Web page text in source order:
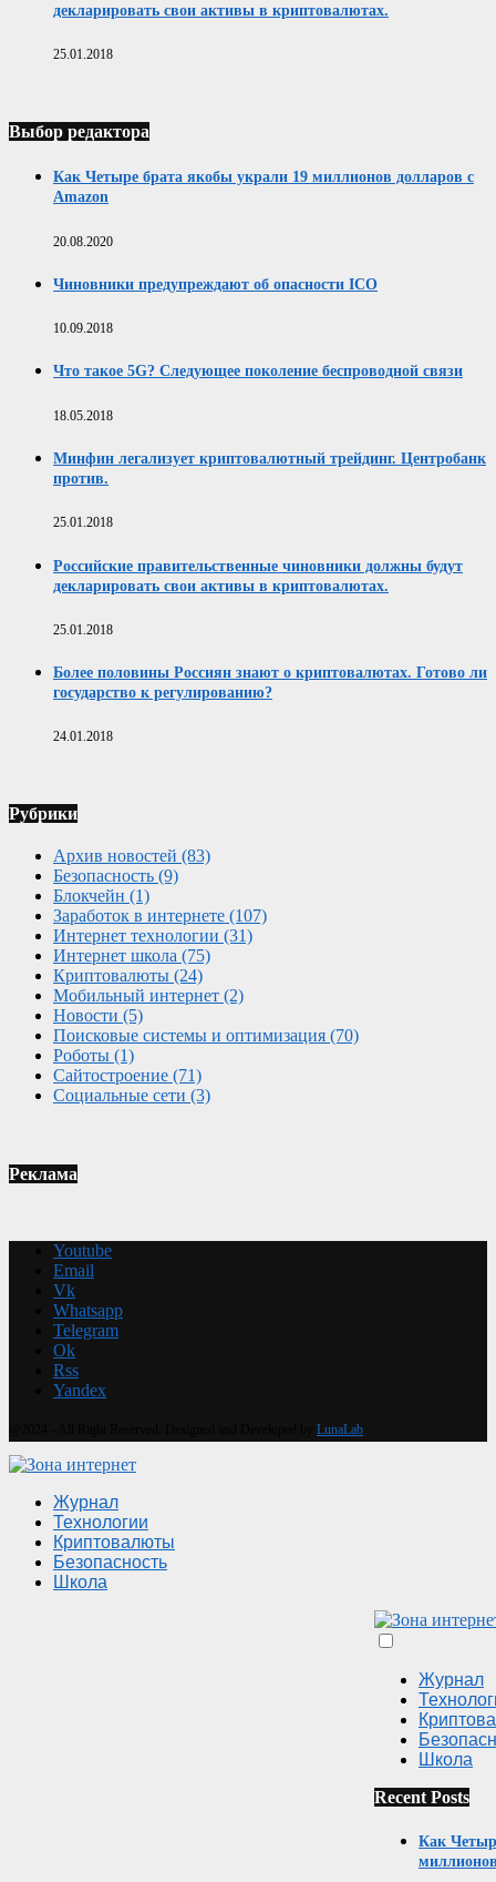
декларировать свои активы в криптовалютах.
25.01.2018
Выбор редактора
Как Четыре брата якобы украли 19 миллионов долларов с
Amazon
20.08.2020
Чиновники предупреждают об опасности ICO
10.09.2018
Что такое 5G? Следующее поколение беспроводной связи
18.05.2018
Минфин легализует криптовалютный трейдинг. Центробанк
против.
25.01.2018
Российские правительственные чиновники должны будут
декларировать свои активы в криптовалютах.
25.01.2018
Более половины Россиян знают о криптовалютах. Готово ли
государство к регулированию?
24.01.2018
Рубрики
Архив новостей (83)
Безопасность (9)
Блокчейн (1)
Заработок в интернете (107)
Интернет технологии (31)
Интернет школа (75)
Криптовалюты (24)
Мобильный интернет (2)
Новости (5)
Поисковые системы и оптимизация (70)
Роботы (1)
Сайтостроение (71)
Социальные сети (3)
Реклама
Youtube
Email
Vk
Whatsapp
Telegram
Ok
Rss
Yandex
LunaLab
Журнал
Технологии
Криптовалюты
Безопасность
Школа
Журнал
Школа
Recent Posts
Как